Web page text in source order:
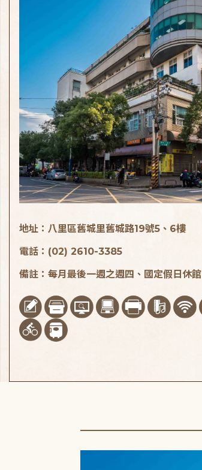
地址：八里區舊城里舊城路19號5、6樓
電話：(02) 2610-3385
備註：每月最後一週之週四、國定假日休館